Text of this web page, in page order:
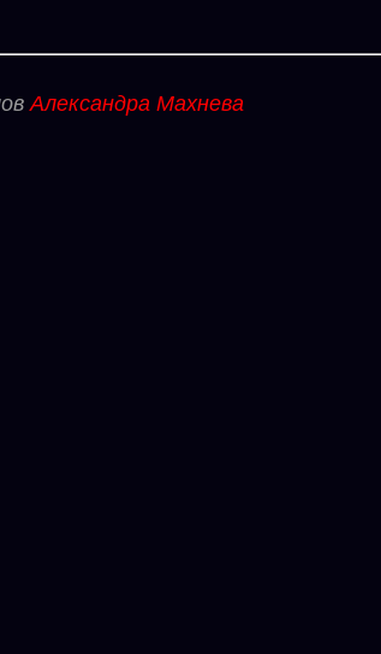
Александра Махнева